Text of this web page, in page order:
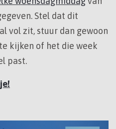
Stel dat dit
vol zit, stuur dan gewoon
kijken of het die week
past.